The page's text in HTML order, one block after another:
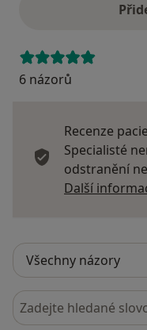
6 názorů
Recenze
Specialisté
odstranění
Další
Hledejte v názorech